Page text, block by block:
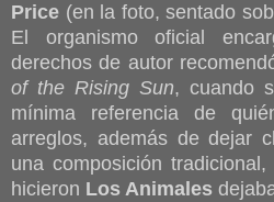
Price (en la foto, sentado
El organismo oficial
derechos de autor
of the Rising Sun, cuando
mínima referencia de
arreglos, además de dejar
una composición
hicieron Los Animales